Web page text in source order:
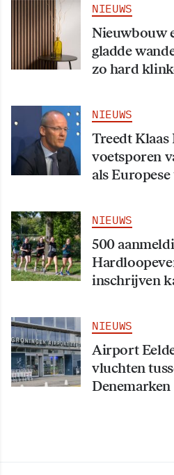
NIEUWS
Nieuwbouw
gladde
zo hard
NIEUWS
Treedt
voetsporen
als
NIEUWS
500
inschrijven
NIEUWS
Airport
vluchten
Denemarken